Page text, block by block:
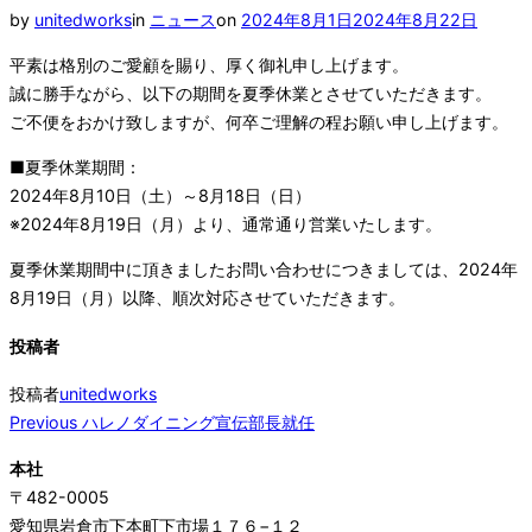
ナ
ゲ
ー
シ
ョ
ン
を
切
り
え
by unitedworksin ニュースon 投
日:
2024年8月1日2024年8月22日
平素は格別のご愛顧を賜り、厚く御礼申し上げます。
誠に勝手ながら、以下の期間を夏季休業とさせていただきます。
ご不便をおかけ致しますが、何卒ご理解の程お願い申し上げます。
■夏季休業期間：
2024年8月10日（土）～8月18日（日）
※2024年8月19日（月）より、通常通り営業いたします。
夏季休業期間中に頂きましたお問い合わせにつきましては、2024年
8月19日（月）以降、順次対応させていただきます。
投稿者
投稿者unitedworks
投
稿
ナ
Previous
Previous ハレノダイニング宣伝部長就任
本社
〒482-0005
愛知県岩倉市下本町下市場１７６−１２